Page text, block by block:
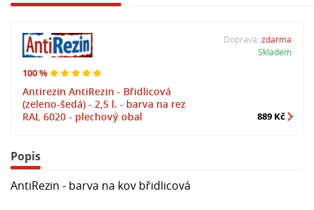
100 %
Antirezin AntiRezin - Břidlicová
(zeleno-šedá) - 2,5 l. - barva na rez
RAL 6020 - plechový obal
Doprava: zdarma
Skladem
889 Kč
Popis
AntiRezin - barva na kov břidlicová